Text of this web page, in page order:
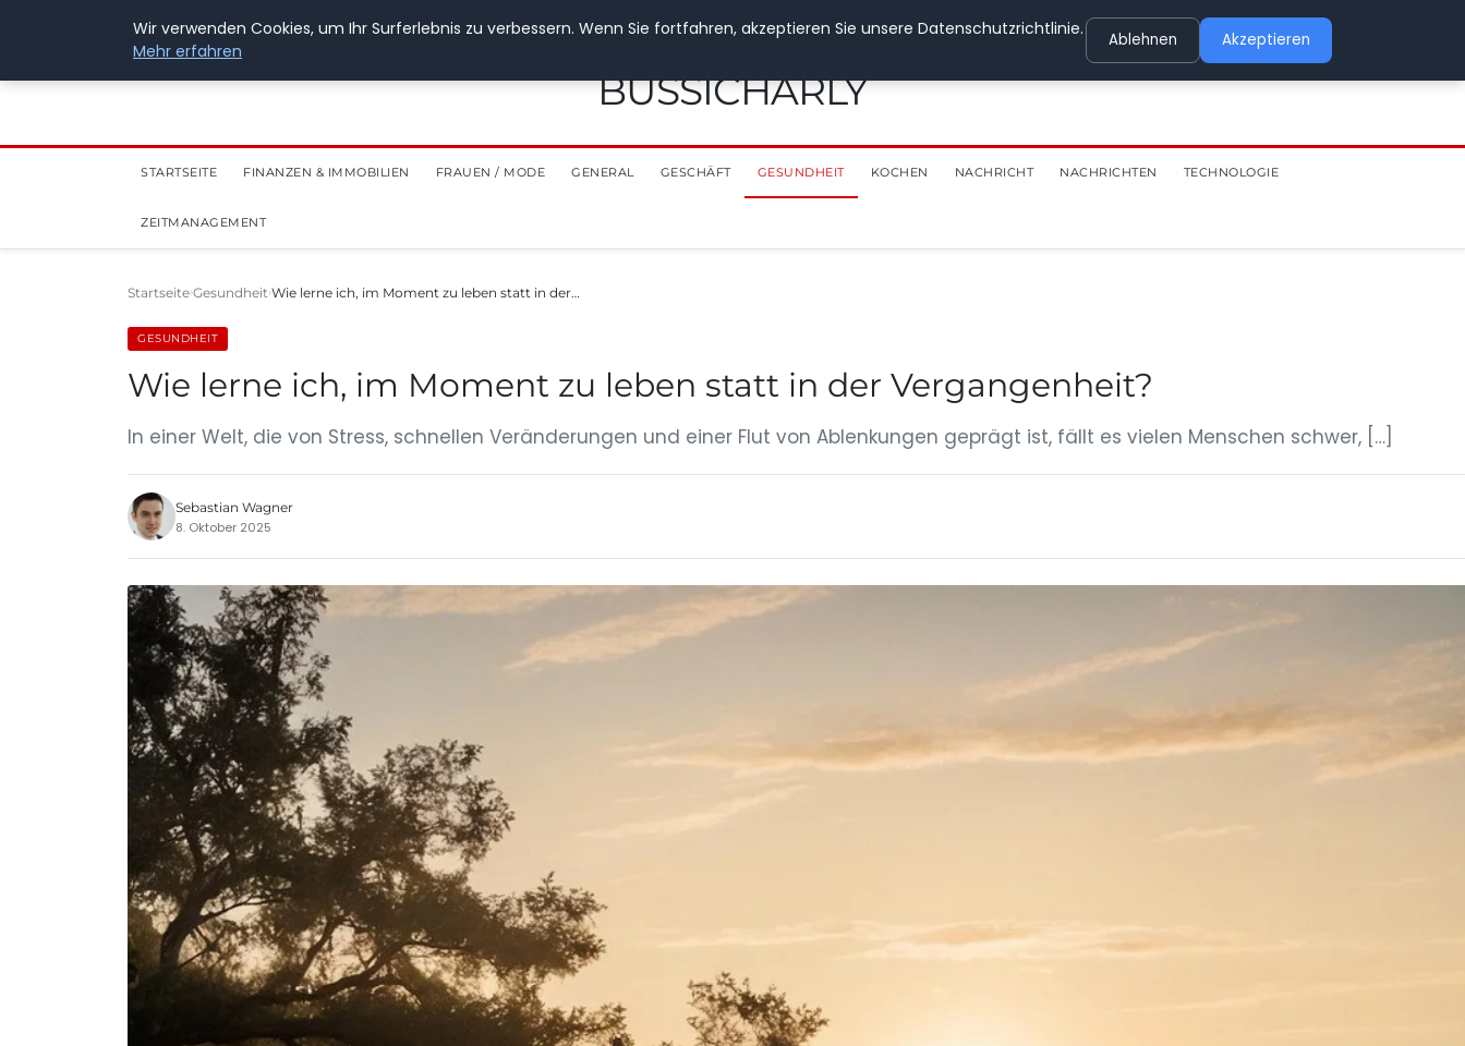
28. Juli 2026
BUSSICHARLY
STARTSEITE FINANZEN & IMMOBILIEN FRAUEN / MODE GENERAL GESCHÄFT GESUNDHEIT KOCHEN NACHRICHT NACHRICHTEN TECHNOLOGIE
ZEITMANAGEMENT
Startseite Gesundheit Wie lerne ich, im Moment zu leben statt in der…
GESUNDHEIT
Wie lerne ich, im Moment zu leben statt in der Vergangenheit?
In einer Welt, die von Stress, schnellen Veränderungen und einer Flut von Ablenkungen geprägt ist, fällt es vielen Menschen schwer, […]
Sebastian Wagner
8. Oktober 2025
Wir verwenden Cookies, um Ihr Surferlebnis zu verbessern. Wenn Sie fortfahren, akzeptieren Sie unsere Datenschutzrichtlinie.
Mehr erfahren
Ablehnen Akzeptieren